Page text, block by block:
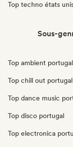
Top techno états
Sous-
Top ambient portugal
Top chill out portugal
Top dance music
Top disco portugal
Top electronica